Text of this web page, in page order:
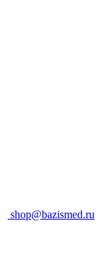
shop@bazismed.ru